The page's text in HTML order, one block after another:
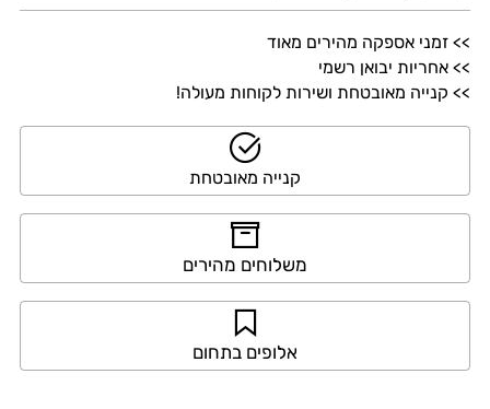
>> זמני אספקה מהירים מאוד
>> אחריות יבואן רשמי
>> קנייה מאובטחת ושירות לקוחות מעולה!
קנייה מאובטחת
משלוחים מהירים
אלופים בתחום